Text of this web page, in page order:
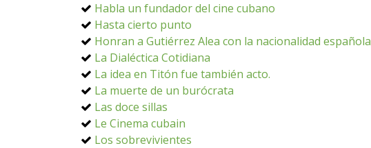
Habla un fundador del cine cubano
Hasta cierto punto
Honran a Gutiérrez Alea con la nacionalidad española
La Dialéctica Cotidiana
La idea en Titón fue también acto.
La muerte de un burócrata
Las doce sillas
Le Cinema cubain
Los sobrevivientes